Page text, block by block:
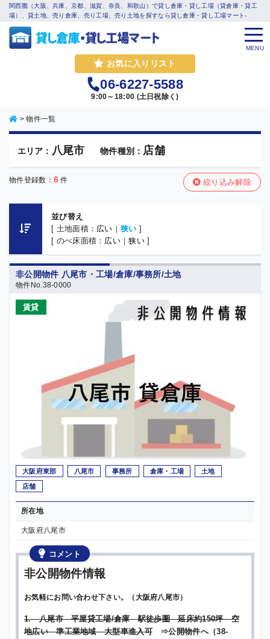
関西圏（大阪、兵庫、京都、滋賀、奈良、和歌山）で貸し倉庫・貸し工場（貸倉庫・貸工
場）、貸土地、売り倉庫、売り工場、売り土地を探すなら貸し倉庫・貸し工場マート-
お気に入りリスト
06-6227-5588
9:00～18:00 (土日祝除く)
MENU
>物件一覧
エリア： 八尾市 物件種別： 店舗
物件登録数： 6 件 絞り込み解除
並び替え
[ 土地面積： 広い ｜狭い ]
[ のべ床面積： 広い ｜狭い]
非公開物件 八尾市・工場/倉庫/事務所/土地
物件No.38-0000
売買
賃貸
大阪府東部 八尾市 事務所 倉庫・工場 土地
店舗
所在地
大阪府八尾市
コメント
非公開物件情報
お気軽にお問い合わせ下さい。（大阪府八尾市）
1. 八尾市 平屋貸工場/倉庫 駅徒歩圏 延床約150坪 空
地広い 準工業地域 大型車進入可⇒公開物件へ（38-